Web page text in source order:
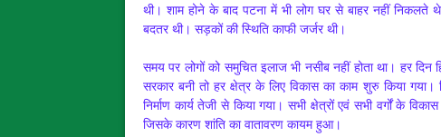
थी। शाम होने के बाद पटना में भी लोग घर से बाहर नहीं निकलते
बदतर थी। सड़कों की स्थिति काफी जर्जर थी।
समय पर लोगों को समुचित इलाज भी नसीब नहीं होता था। हर
सरकार बनी तो हर क्षेत्र के लिए विकास का काम शुरु किया
निर्माण कार्य तेजी से किया गया। सभी क्षेत्रों एवं सभी वर्गों के
जिसके कारण शांति का वातावरण कायम हुआ।